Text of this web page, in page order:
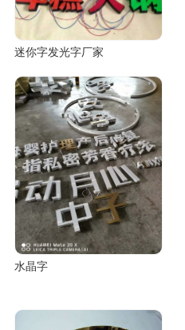
迷你字发光字厂家
水晶字